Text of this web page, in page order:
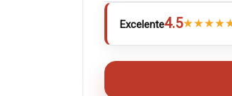
Excelente4.5★★★★